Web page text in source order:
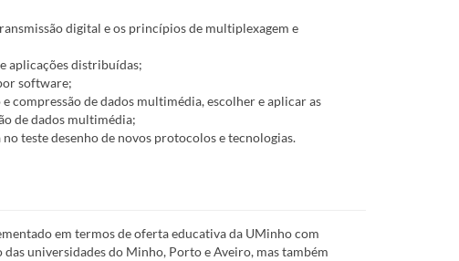
digital e os princípios de multiplexagem e
aplicações distribuídas;
software;
compressão de dados multimédia, escolher e aplicar as
de dados multimédia;
teste desenho de novos protocolos e tecnologias.
em termos de oferta educativa da UMinho com
universidades do Minho, Porto e Aveiro, mas também